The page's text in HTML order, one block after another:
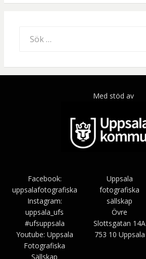
efter:
Med stöd av
Facebook:
uppsalafotografiska
Instagram:
uppsala_ufs
#ufsuppsala
Youtube: Uppsala
Fotografiska
Sällskap
Uppsala
fotografiska
sällskap
Övre
Slottsgatan 14A
753 10 Uppsala